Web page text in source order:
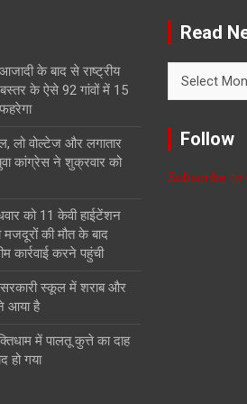
के बाद से राष्ट्रीय
के ऐसे 92 गांवों में 15
लो वोल्टेज और लगातार
कांग्रेस ने शुक्रवार को
को 11 केवी हाईटेंशन
की मौत के बाद
कार्रवाई करने पहुंची
स्कूल में शराब और
आया है
में पालतू कुत्ते का दाह
हो गया
Read
News
Month
Follow
Subscribe